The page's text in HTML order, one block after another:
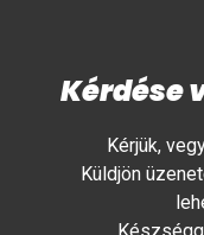
Kérdése
Kérjük,
Küldjön